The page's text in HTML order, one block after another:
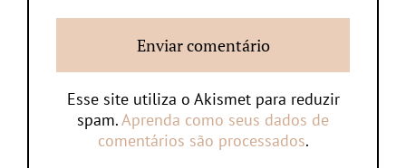
Esse site utiliza o Akismet para reduzir
spam.Aprenda como seus dados de
comentários são processados.